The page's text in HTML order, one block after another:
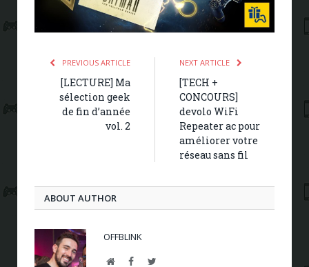
PREVIOUS ARTICLE
[LECTURE] Ma
sélection geek
de fin d’année
vol. 2
NEXT ARTICLE
[TECH +
CONCOURS]
devolo WiFi
Repeater ac pour
améliorer votre
réseau sans fil
ABOUT AUTHOR
OFFBLINK
WebsiteFacebookTwitter